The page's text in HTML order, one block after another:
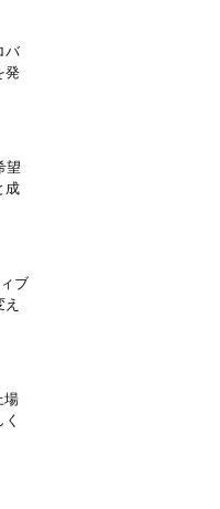
バ
発
望
成
ブ
場